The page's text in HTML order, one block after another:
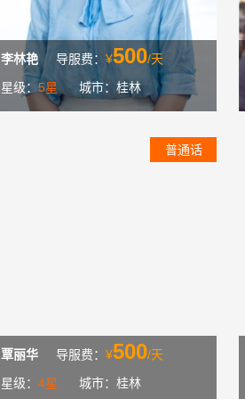
李林艳 导服费： ¥500/天
星级： 5星 城市：桂林
普通话
覃丽华 导服费： ¥500/天
星级： 4星 城市：桂林